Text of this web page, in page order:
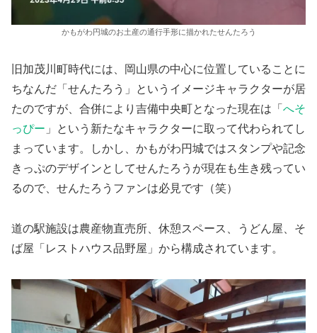
かもがわ円城のお土産の通行手形に描かれたせんたろう
旧加茂川町時代には、岡山県の中心に位置していることに
ちなんだ「せんたろう」というイメージキャラクターが居
たのですが、合併により吉備中央町となった現在は「 へそ
っぴー 」という新たなキャラクターに取って代わられてし
まっています。しかし、かもがわ円城ではスタンプや記念
きっぷのデザインとしてせんたろうが現在も生き残ってい
るので、せんたろうファンは必見です（笑）
道の駅施設は農産物直売所、休憩スペース、うどん屋、そ
ば屋「レストハウス品野屋」から構成されています。